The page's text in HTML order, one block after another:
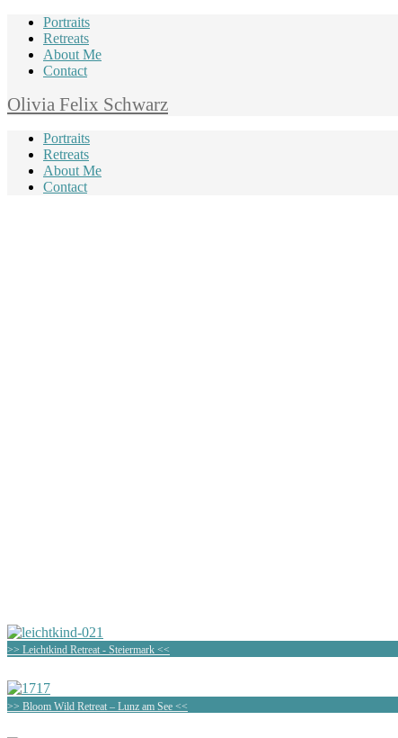
Portraits
Retreats
About Me
Contact
Olivia Felix Schwarz
Portraits
Retreats
About Me
Contact
>> Leichtkind Retreat - Steiermark <<
>> Bloom Wild Retreat – Lunz am See <<